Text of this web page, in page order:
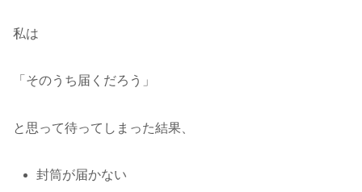
私は
「そのうち届くだろう」
と思って待ってしまった結果、
封筒が届かない